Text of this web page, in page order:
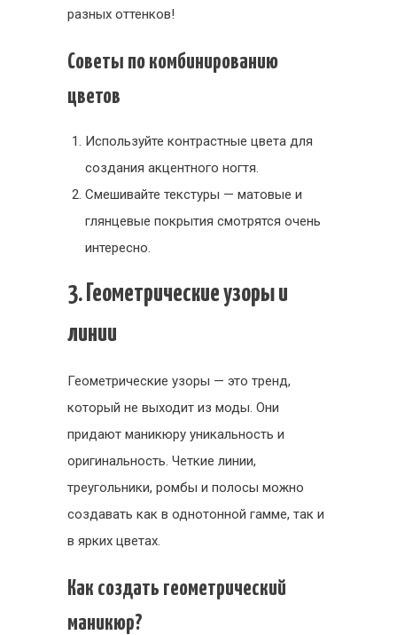
разных оттенков!
Советы по комбинированию
цветов
Используйте контрастные цвета для
создания акцентного ногтя.
Смешивайте текстуры — матовые и
глянцевые покрытия смотрятся очень
интересно.
3. Геометрические узоры и
линии
Геометрические узоры — это тренд,
который не выходит из моды. Они
придают маникюру уникальность и
оригинальность. Четкие линии,
треугольники, ромбы и полосы можно
создавать как в однотонной гамме, так и
в ярких цветах.
Как создать геометрический
маникюр?